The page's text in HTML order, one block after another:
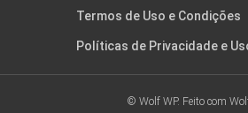
Termos de Uso e Condições
Políticas de Privacidade e
© Wolf WP. Feito com